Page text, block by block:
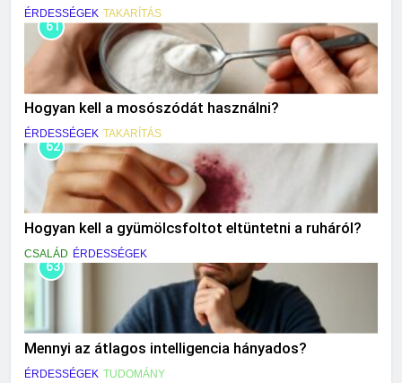
ÉRDESSÉGEK TAKARÍTÁS
61
Hogyan kell a mosószódát használni?
ÉRDESSÉGEK TAKARÍTÁS
62
Hogyan kell a gyümölcsfoltot eltüntetni a ruháról?
CSALÁD ÉRDESSÉGEK
63
Mennyi az átlagos intelligencia hányados?
ÉRDESSÉGEK TUDOMÁNY